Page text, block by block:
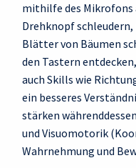
mithilfe des
Drehknopf
Blätter von Bäumen
den Tastern
auch Skills wie
ein besseres
stärken
und Visuomotorik
Wahrnehmung und